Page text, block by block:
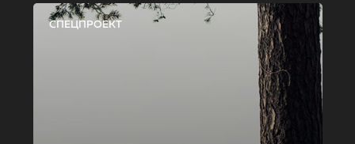
СПЕЦПРОЕКТ